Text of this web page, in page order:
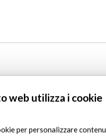
web utilizza i cookie
per personalizzare
setzt